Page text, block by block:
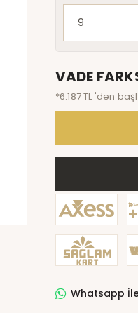
VADE
*6.187 TL 'den
Whatsapp